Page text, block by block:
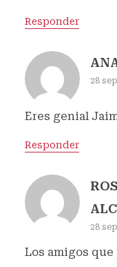
Responder
28
Eres genial
Responder
28
Los amigos